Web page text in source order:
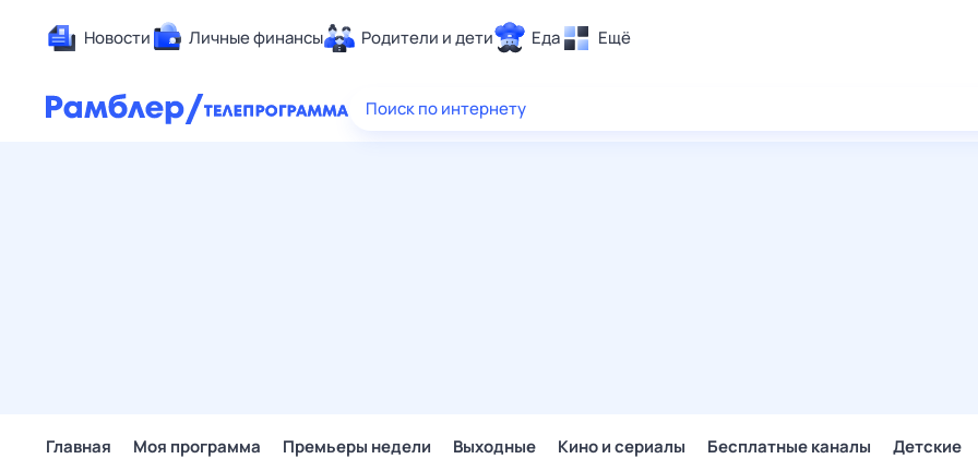
Новости Личные финансы Родители и дети Еда Ещё
Здоровье
Поиск по интернету
Главная Моя программа Премьеры недели Выходные Кино и сериалы Бесплатные каналы Детские